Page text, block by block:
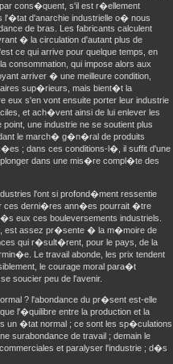
cons�quent, s'il est r�ellement
d'anarchie industrielle o� nous
de bras. Les fabricants calculent
� la circulation d'autant plus de
ce qui arrive pour quelque temps, en
consommation, qui impose alors aux
arriver � une meilleure condition,
sup�rieurs, mais bient�t la
eux s'en vont ensuite porter leur industrie
et ach�vent ainsi de lui enlever les
une industrie ne se soutient plus
le march� g�n�ral de produits
; dans ces conditions-l�, il suffit d'une
dans une mis�re compl�te des
l'ont si profond�ment ressentie
ces derni�res ann�es pourrait �tre
eux ces bouleversements industriels.
est assez pr�sente � la m�moire de
qui r�sult�rent, pour le pays, de la
Le travail abonde, les prix tendent
le courage moral para�t
soucier peu de l'avenir.
? l'abondance du pr�sent est-elle
l'�quilibre entre la production et la
un �tat normal ; ce sont les sp�culations
surabondance de travail ; demain le
et paralyser l'industrie ; d�s